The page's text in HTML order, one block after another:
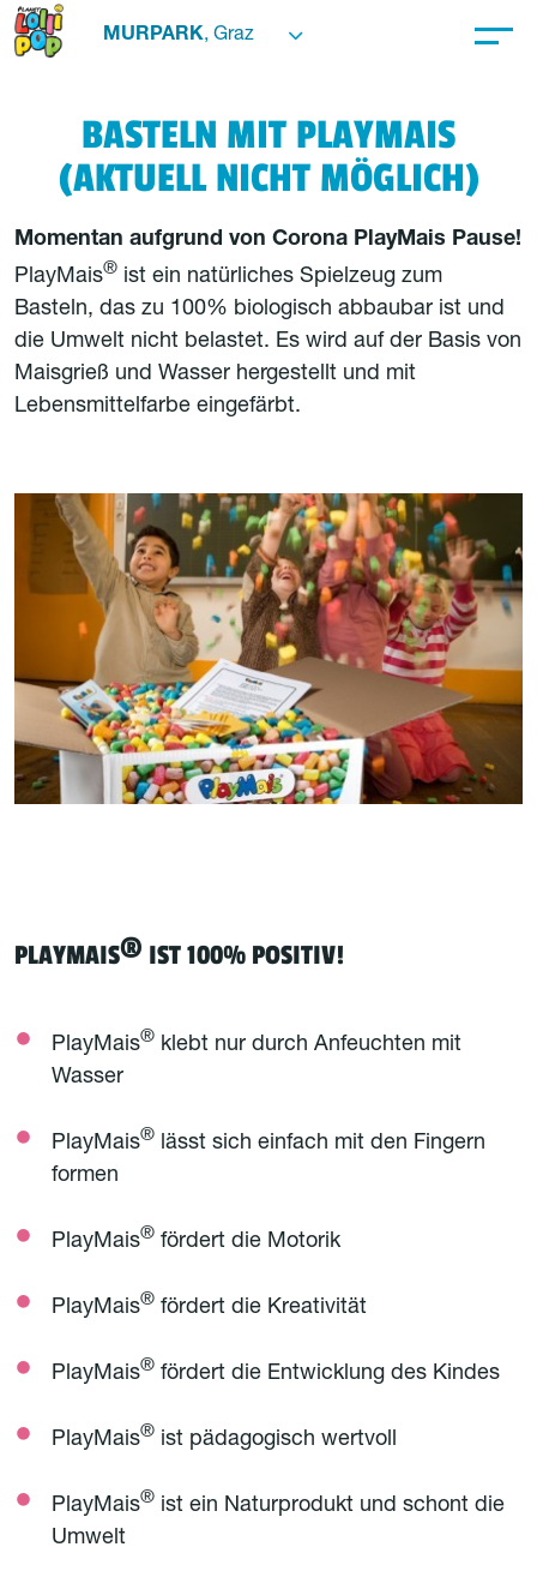
MURPARK, Graz
BASTELN MIT PLAYMAIS
(AKTUELL NICHT MÖGLICH)
Momentan aufgrund von Corona PlayMais Pause!
PlayMais® ist ein natürliches Spielzeug zum
Basteln, das zu 100% biologisch abbaubar ist und
die Umwelt nicht belastet. Es wird auf der Basis von
Maisgrieß und Wasser hergestellt und mit
Lebensmittelfarbe eingefärbt.
PLAYMAIS® IST 100% POSITIV!
PlayMais® klebt nur durch Anfeuchten mit
Wasser
PlayMais® lässt sich einfach mit den Fingern
formen
PlayMais® fördert die Motorik
PlayMais® fördert die Kreativität
PlayMais® fördert die Entwicklung des Kindes
PlayMais® ist pädagogisch wertvoll
PlayMais® ist ein Naturprodukt und schont die
Umwelt